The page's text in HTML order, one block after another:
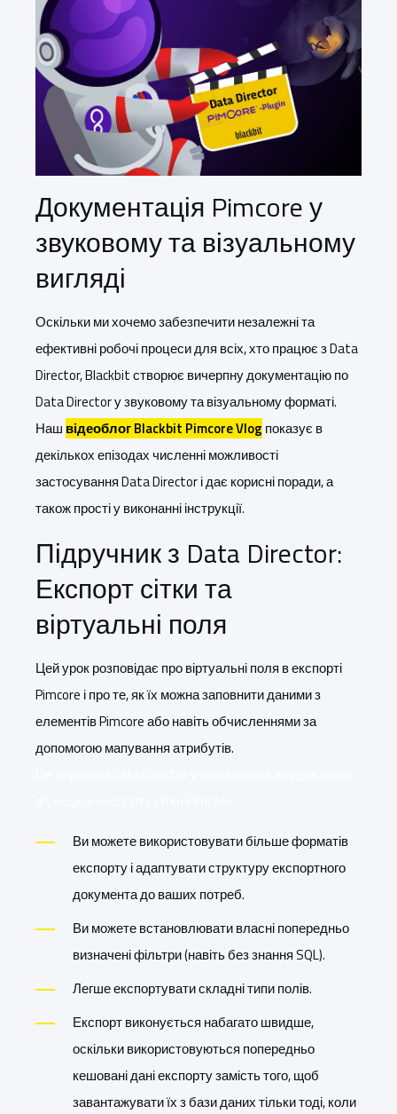
Документація Pimcore у
звуковому та візуальному
вигляді
Оскільки ми хочемо забезпечити незалежні та
ефективні робочі процеси для всіх, хто працює з Data
Director, Blackbit створює вичерпну документацію по
Data Director у звуковому та візуальному форматі.
Наш відеоблог Blackbit Pimcore Vlog показує в
декількох епізодах численні можливості
застосування Data Director і дає корисні поради, а
також прості у виконанні інструкції.
Підручник з Data Director:
Експорт сітки та
віртуальні поля
Цей урок розповідає про віртуальні поля в експорті
Pimcore і про те, як їх можна заповнити даними з
елементів Pimcore або навіть обчисленнями за
допомогою мапування атрибутів.
Ви можете використовувати більше форматів
експорту і адаптувати структуру експортного
документа до ваших потреб.
Ви можете встановлювати власні попередньо
визначені фільтри (навіть без знання SQL).
Легше експортувати складні типи полів.
Експорт виконується набагато швидше,
оскільки використовуються попередньо
кешовані дані експорту замість того, щоб
завантажувати їх з бази даних тільки тоді, коли